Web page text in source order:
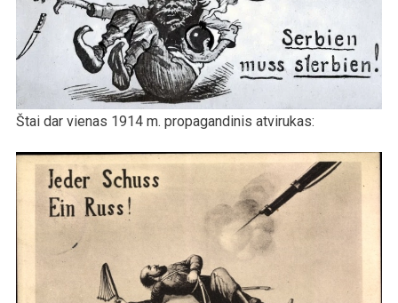
Štai dar vienas 1914 m. propagandinis atvirukas: